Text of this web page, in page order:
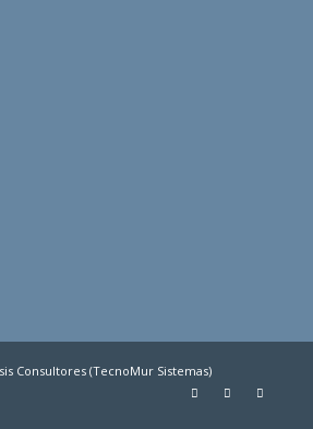
Consultores (TecnoMur Sistemas)